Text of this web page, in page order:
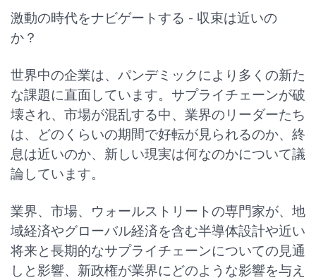
激動の時代をナビゲートする - 収束は近いの
か？
世界中の企業は、パンデミックにより多くの新た
な課題に直面しています。サプライチェーンが破
壊され、市場が混乱する中、業界のリーダーたち
は、どのくらいの期間で好転が見られるのか、終
息は近いのか、新しい現実は何なのかについて議
論しています。
業界、市場、ウォールストリートの専門家が、地
域経済やグローバル経済を含む半導体設計や近い
将来と長期的なサプライチェーンについての見通
しと影響、新政権が業界にどのような影響を与え